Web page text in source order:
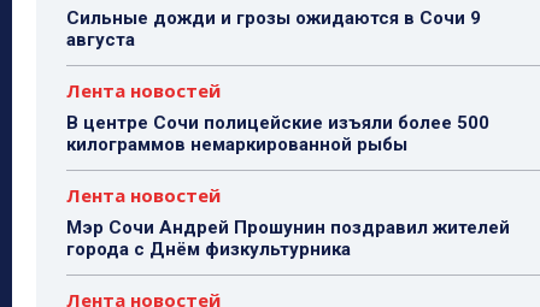
Сильные дожди и грозы ожидаются в Сочи 9
августа
Лента новостей
В центре Сочи полицейские изъяли более 500
килограммов немаркированной рыбы
Лента новостей
Мэр Сочи Андрей Прошунин поздравил жителей
города с Днём физкультурника
Лента новостей